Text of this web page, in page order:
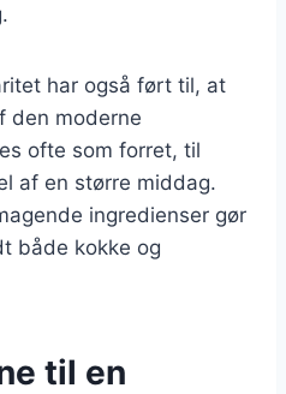
har også ført til, at
den moderne
ofte som forret, til
af en større middag.
ingredienser gør
både kokke og
til en